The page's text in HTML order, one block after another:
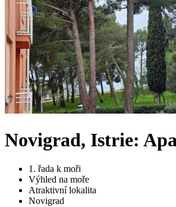
Novigrad, Istrie:
1. řada k moři
Výhled na moře
Atraktivní lokalita
Novigrad